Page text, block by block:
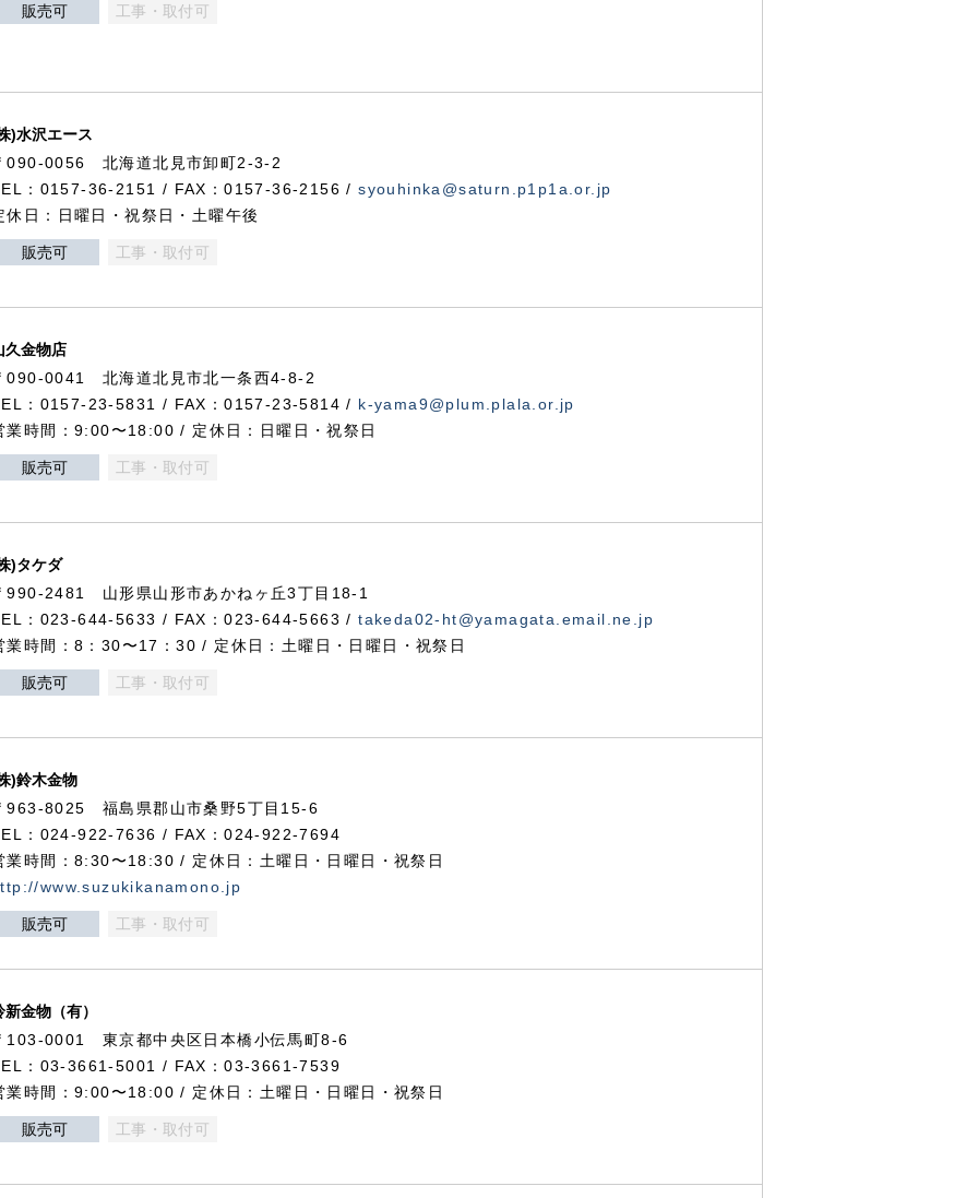
販売可 工事・取付可
)水沢エース
090-0056 北海道北見市卸町2-3-2
：0157-36-2151 / FAX：0157-36-2156 /syouhinka@saturn.p1p1a.or.jp
休日：日曜日・祝祭日・土曜午後
販売可 工事・取付可
久金物店
090-0041 北海道北見市北一条西4-8-2
：0157-23-5831 / FAX：0157-23-5814 / k-yama9@plum.plala.or.jp
業時間：9:00〜18:00 / 定休日：日曜日・祝祭日
販売可 工事・取付可
)タケダ
990-2481 山形県山形市あかねヶ丘3丁目18-1
：023-644-5633 / FAX：023-644-5663 /takeda02-ht@yamagata.email.ne.jp
業時間：8：30〜17：30 / 定休日：土曜日・日曜日・祝祭日
販売可 工事・取付可
)鈴木金物
963-8025 福島県郡山市桑野5丁目15-6
：024-922-7636 / FAX：024-922-7694
業時間：8:30〜18:30 / 定休日：土曜日・日曜日・祝祭日
www.suzukikanamono.jp
販売可 工事・取付可
新金物（有）
103-0001 東京都中央区日本橋小伝馬町8-6
：03-3661-5001 / FAX：03-3661-7539
業時間：9:00〜18:00 / 定休日：土曜日・日曜日・祝祭日
販売可 工事・取付可